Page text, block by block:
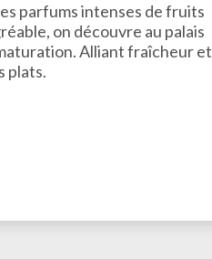
parfums intenses de fruits
on découvre au palais
Alliant fraîcheur et
plats.